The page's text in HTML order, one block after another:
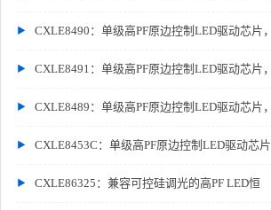
CXLE8490：单级高PF原边控制LED驱动芯片，
CXLE8491：单级高PF原边控制LED驱动芯片，
CXLE8489：单级高PF原边控制LED驱动芯片，
CXLE8453C：单级高PF原边控制LED驱动芯片
CXLE86325：兼容可控硅调光的高PF LED恒